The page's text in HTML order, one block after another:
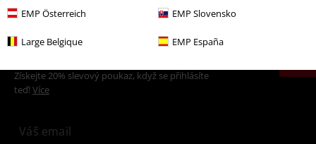
EMP Österreich EMP Slovensko
Large Belgique EMP España
Získejte 20% slevový poukaz, když se přihlásíte
teď! Více